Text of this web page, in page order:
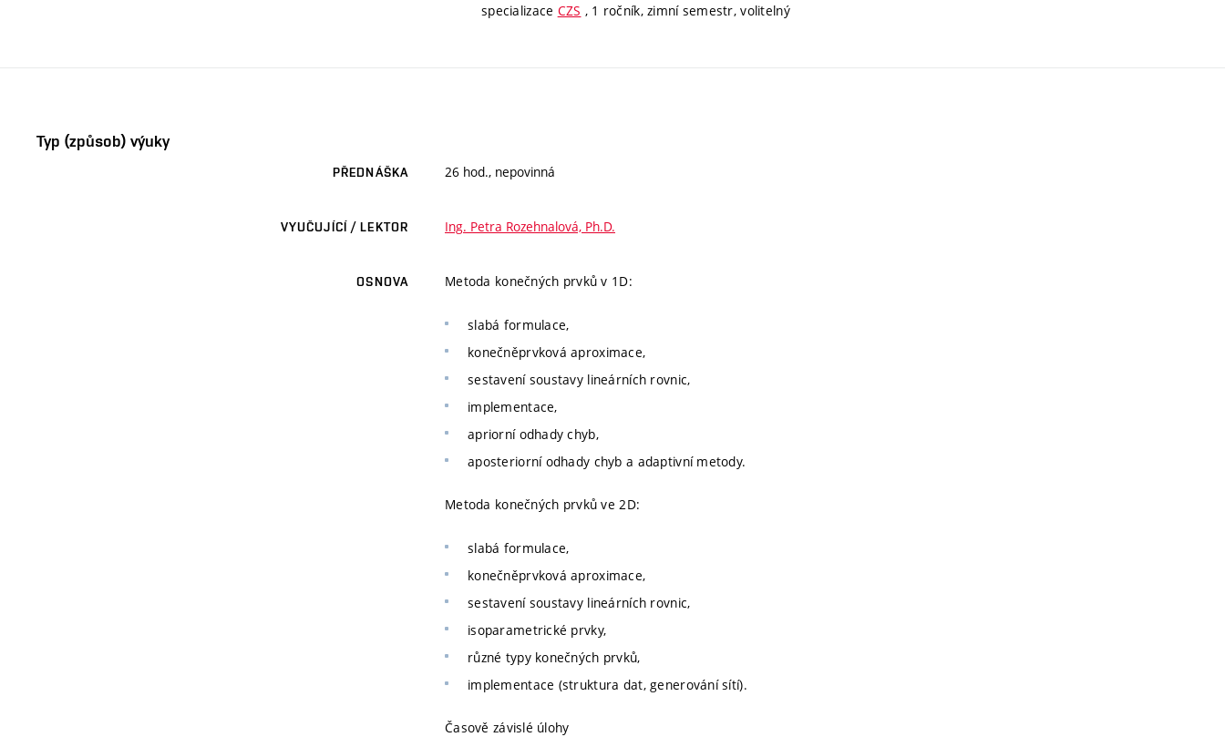
specializace CZS , 1 ročník, zimní semestr, volitelný
Typ (způsob) výuky
PŘEDNÁŠKA 26 hod., nepovinná
VYUČUJÍCÍ / LEKTOR Ing. Petra Rozehnalová, Ph.D.
OSNOVA Metoda konečných prvků v 1D:
slabá formulace,
konečněprvková aproximace,
sestavení soustavy lineárních rovnic,
implementace,
apriorní odhady chyb,
aposteriorní odhady chyb a adaptivní metody.
Metoda konečných prvků ve 2D:
slabá formulace,
konečněprvková aproximace,
sestavení soustavy lineárních rovnic,
isoparametrické prvky,
různé typy konečných prvků,
implementace (struktura dat, generování sítí).
Časově závislé úlohy